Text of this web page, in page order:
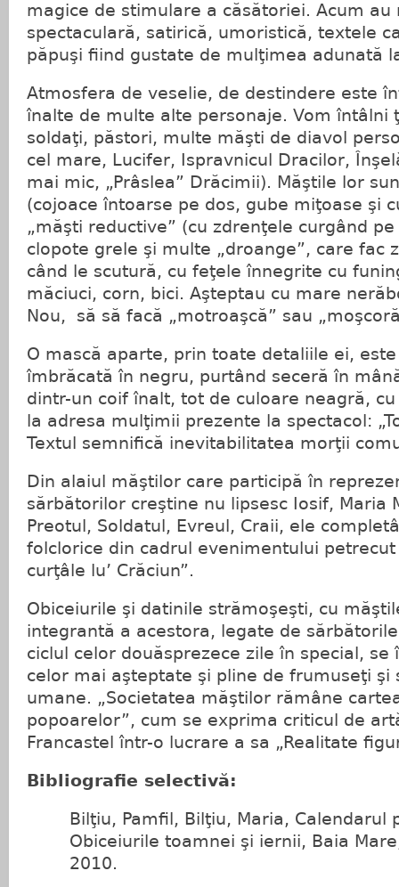
magice de stimulare a căsătoriei. Acum
spectaculară, satirică, umoristică, textele
păpuşi fiind gustate de mulţimea adunată
Atmosfera de veselie, de destindere este
înalte de multe alte personaje. Vom întâlni
soldaţi, păstori, multe măşti de diavol
cel mare, Lucifer, Ispravnicul Dracilor,
mai mic, „Prâslea” Drăcimii). Măştile lor
(cojoace întoarse pe dos, gube miţoase şi
„măşti reductive” (cu zdrenţele curgând
clopote grele şi multe „droange”, care fac
când le scutură, cu feţele înnegrite cu
măciuci, corn, bici. Aşteptau cu mare
Nou, să să facă „motroaşcă” sau
O mască aparte, prin toate detaliile ei,
îmbrăcată în negru, purtând seceră în
dintr-un coif înalt, tot de culoare neagră,
la adresa mulţimii prezente la spectacol:
Textul semnifică inevitabilitatea morţii
Din alaiul măştilor care participă în
sărbătorilor creştine nu lipsesc Iosif, Maria
Preotul, Soldatul, Evreul, Craii, ele
folclorice din cadrul evenimentului
curţâle lu’ Crăciun”.
Obiceiurile şi datinile strămoşeşti, cu
integrantă a acestora, legate de
ciclul celor douăsprezece zile în special, se
celor mai aşteptate şi pline de frumuseţi şi
umane. „Societatea măştilor rămâne
popoarelor”, cum se exprima criticul de
Francastel într-o lucrare a sa „Realitate
Bibliografie selectivă:
Bilţiu, Pamfil, Bilţiu, Maria, Calendarul
Obiceiurile toamnei şi iernii, Baia
2010.